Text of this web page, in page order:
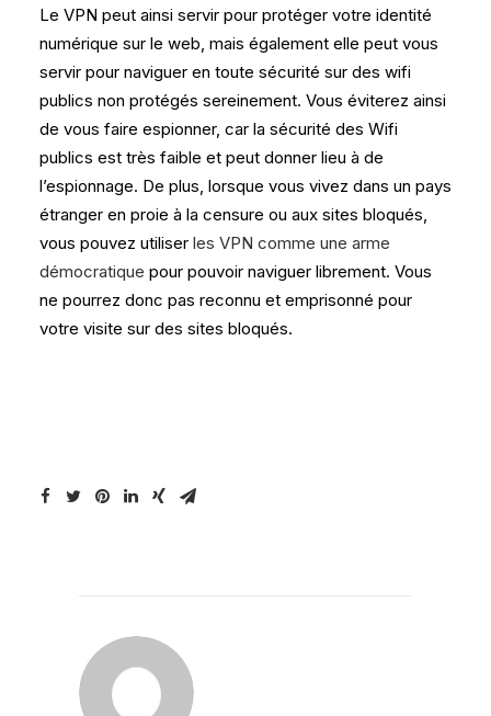
Le VPN peut ainsi servir pour protéger votre identité
numérique sur le web, mais également elle peut vous
servir pour naviguer en toute sécurité sur des wifi
publics non protégés sereinement. Vous éviterez ainsi
de vous faire espionner, car la sécurité des Wifi
publics est très faible et peut donner lieu à de
l’espionnage. De plus, lorsque vous vivez dans un pays
étranger en proie à la censure ou aux sites bloqués,
vous pouvez utiliser les VPN comme une arme
démocratique pour pouvoir naviguer librement. Vous
ne pourrez donc pas reconnu et emprisonné pour
votre visite sur des sites bloqués.